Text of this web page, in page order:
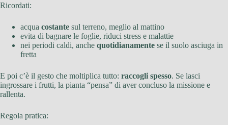
Ricordati:
acqua costante sul terreno, meglio al mattino
evita di bagnare le foglie, riduci stress e malattie
nei periodi caldi, anche quotidianamente se il suolo asciuga in
fretta
E poi c’è il gesto che moltiplica tutto: raccogli spesso. Se lasci
ingrossare i frutti, la pianta “pensa” di aver concluso la missione e
rallenta.
Regola pratica: